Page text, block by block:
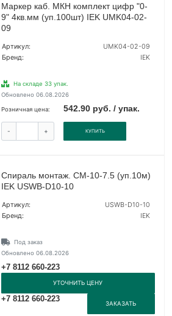
Маркер каб. МКН комплект цифр "0-
9" 4кв.мм (уп.100шт) IEK UMK04-02-
09
Артикул:
UMK04-02-09
Бренд:
IEK
На складе 33 упак.
Обновлено 06.08.2026
Розничная цена: 542.90 руб. / упак.
- + КУПИТЬ
Спираль монтаж. СМ-10-7.5 (уп.10м)
IEK USWB-D10-10
Артикул:
USWB-D10-10
Бренд:
IEK
Под заказ
Обновлено 06.08.2026
+7 8112 660-223
УТОЧНИТЬ ЦЕНУ
+7 8112 660-223
ЗАКАЗАТЬ